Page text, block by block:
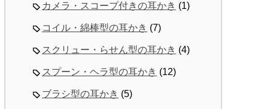
カメラ・スコープ付きの耳かき (1)
コイル・綿棒型の耳かき (7)
スクリュー・らせん型の耳かき (4)
スプーン・ヘラ型の耳かき (12)
ブラシ型の耳かき (5)